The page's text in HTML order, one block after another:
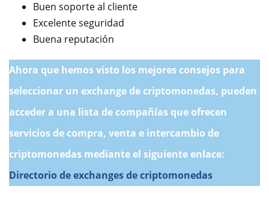
Buen soporte al cliente
Excelente seguridad
Buena reputación
Ahora que hemos visto los mejores consejos para
seleccionar un exchange de criptomonedas, pueden
acceder a una lista de compañías que ofrecen
servicios de compra, venta e intercambio de
criptomonedas mediante el siguiente enlace:
Directorio de exchanges de criptomonedas